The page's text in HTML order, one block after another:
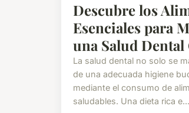
Descubre los
Esenciales para
una Salud
La salud dental no solo se
de una adecuada higiene
mediante el consumo de
saludables. Una dieta rica e...